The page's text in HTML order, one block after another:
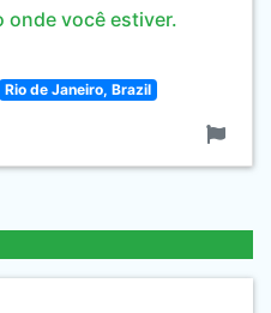
onde você estiver.
Rio de Janeiro, Brazil